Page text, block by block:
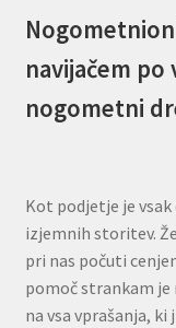
navijačem
nogometni
Kot podjetje je
izjemnih storitev.
pri nas počuti
pomoč strankam je
na vsa vprašanja,